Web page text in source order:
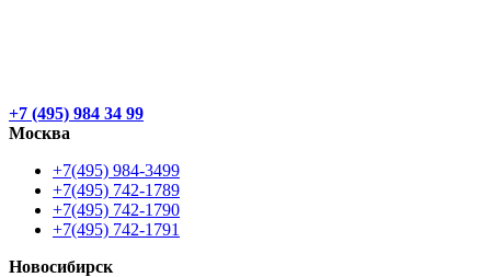
+7 (495) 984 34 99
Москва
+7(495) 984-3499
+7(495) 742-1789
+7(495) 742-1790
+7(495) 742-1791
Новосибирск